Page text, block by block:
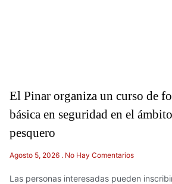
El Pinar organiza un curso de
básica en seguridad en el
pesquero
Agosto 5, 2026 No Hay Comentarios
Las personas interesadas pueden